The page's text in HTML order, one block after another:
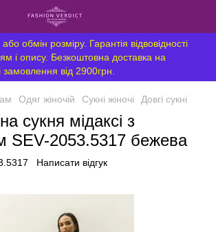
обмін розміру. Гарантія відвовідності
і опису. Безкоштовна доставка на
замовлення від 2900грн.
Одяг жіночій Сукні жіночі Довгі сукні
сукня мідаксі з
SEV-2053.5317 бежева
Написати відгук